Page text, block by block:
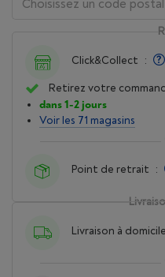
Livraison à domicile
Click&Collect :
Retirez votre
dans 1-2 jours
Voir les 71 magasins
Point de retrait :